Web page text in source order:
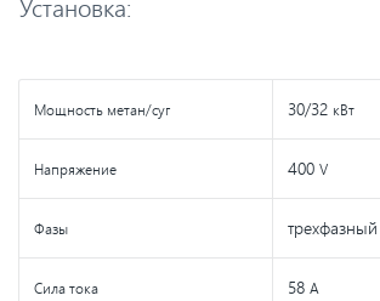
Установка:
Мощность метан/суг 30/32 кВт
Напряжение 400 V
Фазы трехфазный
Сила тока 58 A